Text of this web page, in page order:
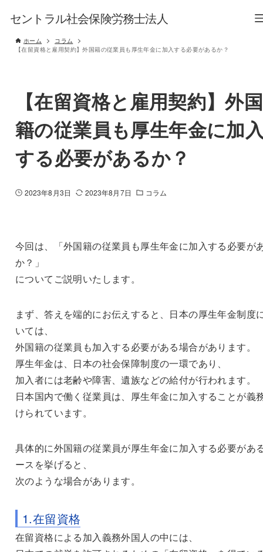
セントラル社会保険労務士法人
ホーム
コラム
【在留資格と雇用契約】外国籍の従業員も厚生年金に加入する必要があるか？
【在留資格と雇用契約】外国
籍の従業員も厚生年金に加
する必要があるか？
2023年8月3日 2023年8月7日 コラム
今回は、「外国籍の従業員も厚生年金に加入する必要が
か？」
についてご説明いたします。
まず、答えを端的にお伝えすると、日本の厚生年金制度
いては、
外国籍の従業員も加入する必要がある場合があります。
厚生年金は、日本の社会保障制度の一環であり、
加入者には老齢や障害、遺族などの給付が行われます。
日本国内で働く従業員は、厚生年金に加入することが義
けられています。
具体的に外国籍の従業員が厚生年金に加入する必要があ
ースを挙げると、
次のような場合があります。
1.在留資格
在留資格による加入義務外国人の中には、